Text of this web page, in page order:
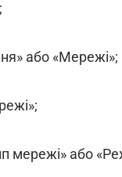
або «Мережі»;
мережі» або